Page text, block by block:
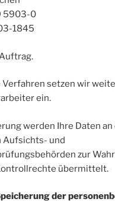
5903-0
1845
Verfahren setzen wir
ein.
werden Ihre Daten an
Aufsichts- und
zur
übermittelt.
der